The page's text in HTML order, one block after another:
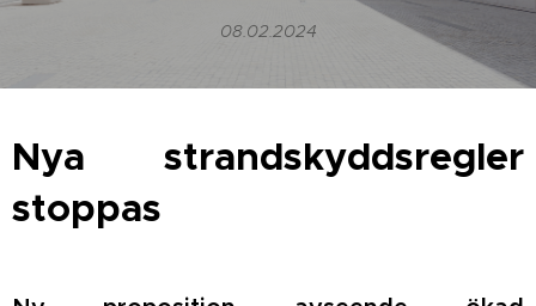
08.02.2024
Nya strandskyddsregler
stoppas